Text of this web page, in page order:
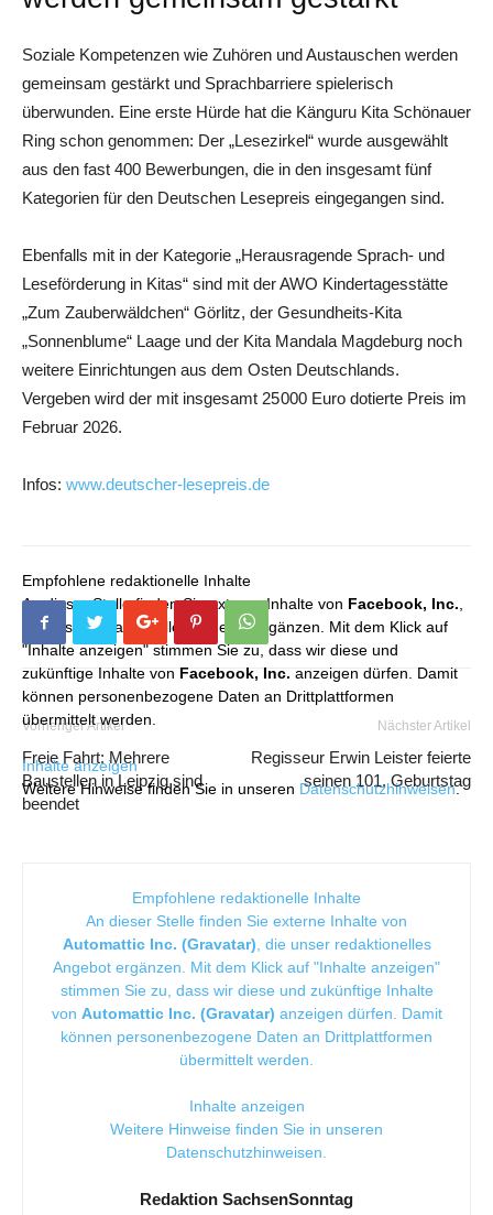
Soziale Kompetenzen wie Zuhören und Austauschen werden
gemeinsam gestärkt und Sprachbarriere spielerisch
überwunden. Eine erste Hürde hat die Känguru Kita Schönauer
Ring schon genommen: Der „Lesezirkel“ wurde ausgewählt
aus den fast 400 Bewerbungen, die in den insgesamt fünf
Kategorien für den Deutschen Lesepreis eingegangen sind.
Ebenfalls mit in der Kategorie „Herausragende Sprach- und
Leseförderung in Kitas“ sind mit der AWO Kindertagesstätte
„Zum Zauberwäldchen“ Görlitz, der Gesundheits-Kita
„Sonnenblume“ Laage und der Kita Mandala Magdeburg noch
weitere Einrichtungen aus dem Osten Deutschlands.
Vergeben wird der mit insgesamt 25 000 Euro dotierte Preis im
Februar 2026.
Infos: www.deutscher-lesepreis.de
Empfohlene redaktionelle Inhalte
An dieser Stelle finden Sie externe Inhalte von Facebook, Inc.
die unser redaktionelles Angebot ergänzen. Mit dem Klick auf
"Inhalte anzeigen" stimmen Sie zu, dass wir diese und
zukünftige Inhalte von Facebook, Inc. anzeigen dürfen. Damit
können personenbezogene Daten an Drittplattformen
übermittelt werden.
Inhalte anzeigen
Weitere Hinweise finden Sie in unseren Datenschutzhinweisen.
Vorheriger Artikel
Freie Fahrt: Mehrere
Baustellen in Leipzig sind
beendet
Nächster Artikel
Regisseur Erwin Leister feierte
seinen 101. Geburtstag
Empfohlene redaktionelle Inhalte
An dieser Stelle finden Sie externe Inhalte von
Automattic Inc. (Gravatar) , die unser redaktionelles
Angebot ergänzen. Mit dem Klick auf "Inhalte anzeigen"
stimmen Sie zu, dass wir diese und zukünftige Inhalte
von Automattic Inc. (Gravatar) anzeigen dürfen. Damit
können personenbezogene Daten an Drittplattformen
übermittelt werden.
Inhalte anzeigen
Weitere Hinweise finden Sie in unseren
Datenschutzhinweisen
Redaktion SachsenSonntag